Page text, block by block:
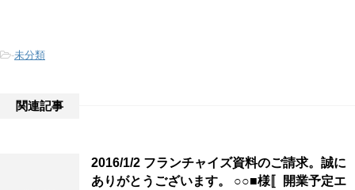
-未分類
関連記事
2016/1/2 フランチャイズ資料のご請求。誠に
ありがとうございます。 ○○■様〚開業予定エ